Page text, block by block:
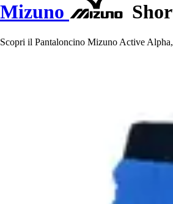
Mizuno
Scopri il Pantaloncino Mizuno Active